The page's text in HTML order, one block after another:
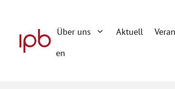
springen
Über uns Aktuell
en